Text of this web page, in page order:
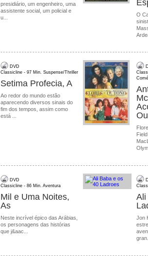
presidiário, um engenheiro, uma
assistente social, um policial e
u...
O
DVD
Classicline - 97 Min. Suspense/Thriller
Setima Profecia, A
Ao redor do mundo estão
aparecendo diversos sinais do
fim dos tempos, assim como
está ...
DVD
Classicline - 86 Min. Aventura
Mil e Uma Noites,
As
Neste incrível épico das Arábias,
os personagens das histórias
que j&aac...
Ali
Jon